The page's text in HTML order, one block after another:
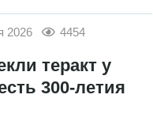
2026 4454
теракт у
300-летия